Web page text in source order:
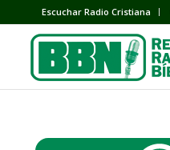
Escuchar Radio Cristiana